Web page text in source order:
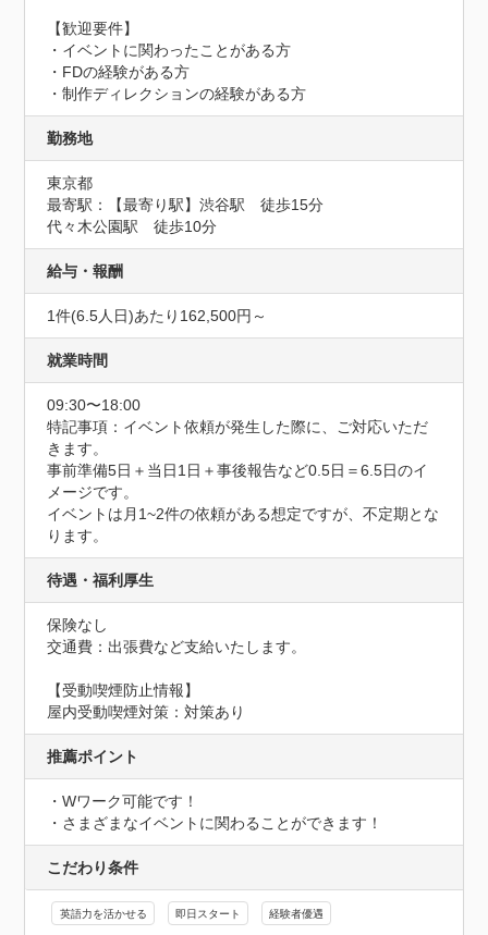
【歓迎要件】
・イベントに関わったことがある方
・FDの経験がある方
・制作ディレクションの経験がある方
勤務地
東京都
最寄駅：【最寄り駅】渋谷駅　徒歩15分
代々木公園駅　徒歩10分
給与・報酬
1件(6.5人日)あたり162,500円～
就業時間
09:30〜18:00
特記事項：イベント依頼が発生した際に、ご対応いただ
きます。
事前準備5日＋当日1日＋事後報告など0.5日＝6.5日のイ
メージです。
イベントは月1~2件の依頼がある想定ですが、不定期とな
ります。
待遇・福利厚生
保険なし
交通費：出張費など支給いたします。
【受動喫煙防止情報】
屋内受動喫煙対策：対策あり
推薦ポイント
・Wワーク可能です！
・さまざまなイベントに関わることができます！
こだわり条件
英語力を活かせる 即日スタート 経験者優遇